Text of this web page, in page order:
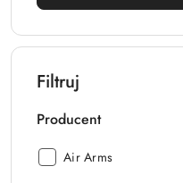
Filtruj
Producent
Producent:
Air Arms